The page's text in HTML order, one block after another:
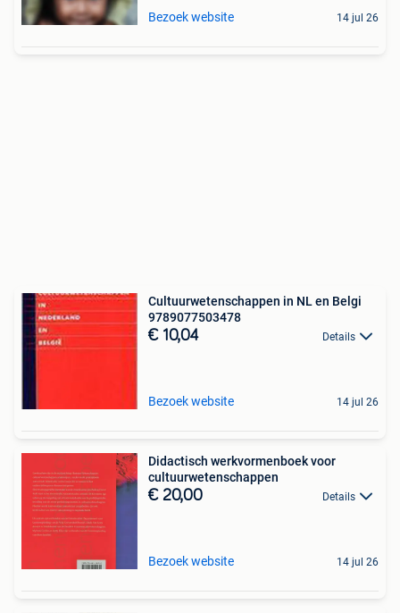
Bezoek website 14 jul 26
Cultuurwetenschappen in NL en Belgi
9789077503478
€ 10,04 Details
Bezoek website 14 jul 26
Didactisch werkvormenboek voor
cultuurwetenschappen
€ 20,00 Details
Bezoek website 14 jul 26